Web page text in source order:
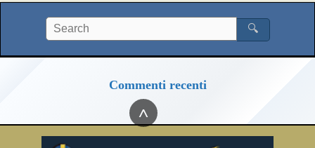
🔍
Commenti recenti
^